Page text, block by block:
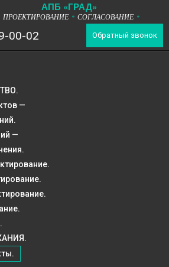
АПБ «ГРАД»
ПРОЕКТИРОВАНИЕ * СОГЛАСОВАНИЕ *
00-02 Обратный звонок
—
—